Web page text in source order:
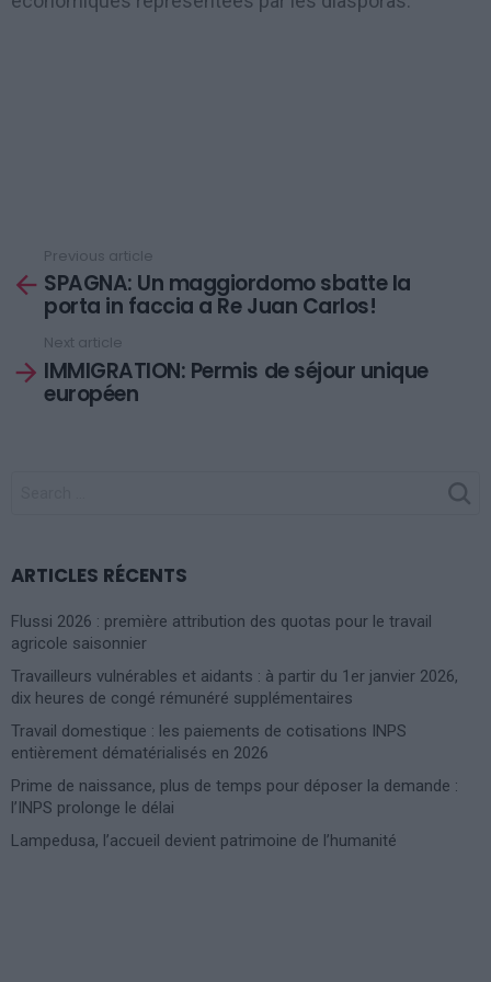
more
Previous article
SPAGNA: Un maggiordomo sbatte la
porta in faccia a Re Juan Carlos!
Next article
IMMIGRATION: Permis de séjour unique
européen
ARTICLES RÉCENTS
Flussi 2026 : première attribution des quotas pour le travail
agricole saisonnier
Travailleurs vulnérables et aidants : à partir du 1er janvier 2026,
dix heures de congé rémunéré supplémentaires
Travail domestique : les paiements de cotisations INPS
entièrement dématérialisés en 2026
Prime de naissance, plus de temps pour déposer la demande :
l’INPS prolonge le délai
Lampedusa, l’accueil devient patrimoine de l’humanité